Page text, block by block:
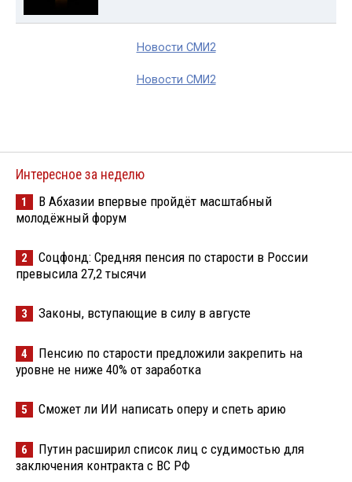
Новости СМИ2
Новости СМИ2
Интересное за неделю
1
В Абхазии впервые пройдёт масштабный
молодёжный форум
2
Соцфонд: Средняя пенсия по старости в России
превысила 27,2 тысячи
3 Законы, вступающие в силу в августе
4
Пенсию по старости предложили закрепить на
уровне не ниже 40% от заработка
5 Сможет ли ИИ написать оперу и спеть арию
6
Путин расширил список лиц с судимостью для
заключения контракта с ВС РФ